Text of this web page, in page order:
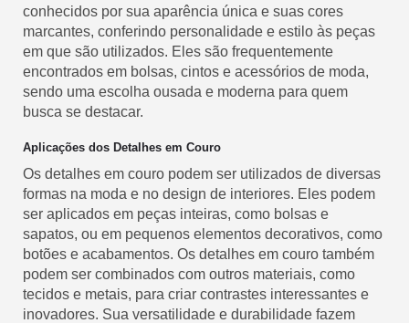
conhecidos por sua aparência única e suas cores
marcantes, conferindo personalidade e estilo às peças
em que são utilizados. Eles são frequentemente
encontrados em bolsas, cintos e acessórios de moda,
sendo uma escolha ousada e moderna para quem
busca se destacar.
Aplicações dos Detalhes em Couro
Os detalhes em couro podem ser utilizados de diversas
formas na moda e no design de interiores. Eles podem
ser aplicados em peças inteiras, como bolsas e
sapatos, ou em pequenos elementos decorativos, como
botões e acabamentos. Os detalhes em couro também
podem ser combinados com outros materiais, como
tecidos e metais, para criar contrastes interessantes e
inovadores. Sua versatilidade e durabilidade fazem